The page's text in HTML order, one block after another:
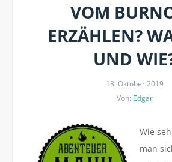
VOM
ERZÄHLEN?
UND
18. Oktober 2019
Von: Edgar
Wie
man